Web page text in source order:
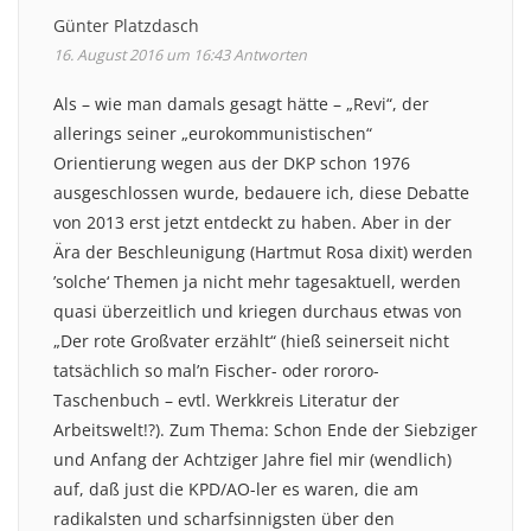
Günter Platzdasch
16. August 2016 um 16:43Antworten
Als – wie man damals gesagt hätte – „Revi“, der
allerings seiner „eurokommunistischen“
Orientierung wegen aus der DKP schon 1976
ausgeschlossen wurde, bedauere ich, diese Debatte
von 2013 erst jetzt entdeckt zu haben. Aber in der
Ära der Beschleunigung (Hartmut Rosa dixit) werden
’solche‘ Themen ja nicht mehr tagesaktuell, werden
quasi überzeitlich und kriegen durchaus etwas von
„Der rote Großvater erzählt“ (hieß seinerseit nicht
tatsächlich so mal’n Fischer- oder rororo-
Taschenbuch – evtl. Werkkreis Literatur der
Arbeitswelt!?). Zum Thema: Schon Ende der Siebziger
und Anfang der Achtziger Jahre fiel mir (wendlich)
auf, daß just die KPD/AO-ler es waren, die am
radikalsten und scharfsinnigsten über den